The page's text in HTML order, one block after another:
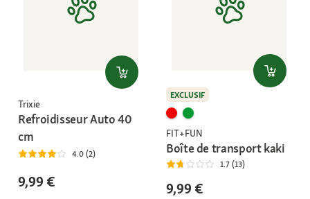
Trixie
Refroidisseur Auto 40
cm
4.0 (2)
9,99 €
EXCLUSIF
FIT+FUN
Boîte de transport kaki
1.7 (13)
9,99 €